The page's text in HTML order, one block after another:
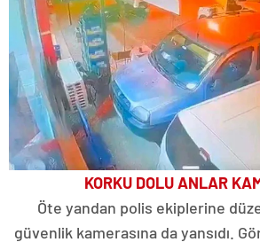
KORKU DOLU ANLAR
Öte yandan polis ekiplerine
güvenlik kamerasına da yansıdı.